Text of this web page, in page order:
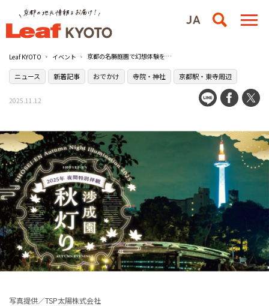
Leaf KYOTO イベント 京都の名勝庭園で幻想体験を『渉成園 秋灯り』／渉成園
ニュース 新着記事 おでかけ 寺院・神社 京都駅・東寺周辺
2025.11.12
写真提供／TSP太陽株式会社